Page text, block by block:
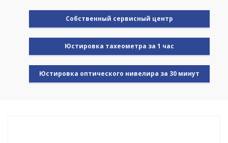
Cобственный сервисный центр
Юстировка тахеометра за 1 час
Юстировка оптического нивелира за 30 минут